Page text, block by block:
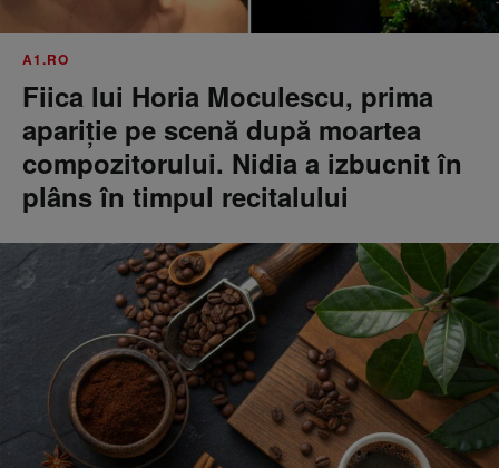
A1.RO
Fiica lui Horia Moculescu, prima
apariție pe scenă după moartea
compozitorului. Nidia a izbucnit în
plâns în timpul recitalului